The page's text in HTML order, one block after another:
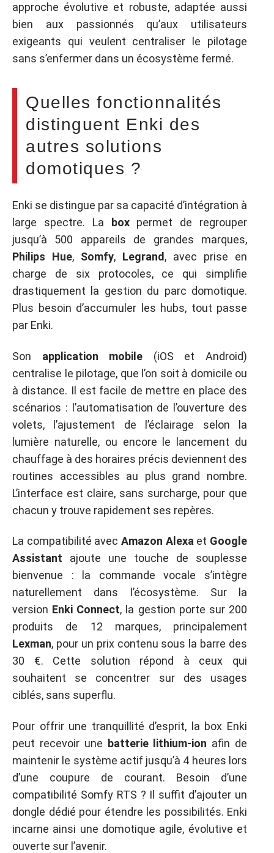
approche évolutive et robuste, adaptée aussi
bien aux passionnés qu’aux utilisateurs
exigeants qui veulent centraliser le pilotage
sans s’enfermer dans un écosystème fermé.
Quelles fonctionnalités
distinguent Enki des
autres solutions
domotiques ?
Enki se distingue par sa capacité d’intégration à
large spectre. La
boxpermet de regrouper
jusqu’à 500 appareils de grandes marques,
Philips Hue, Somfy, Legrand , avec prise en
charge de six protocoles, ce qui simplifie
drastiquement la gestion du parc domotique.
Plus besoin d’accumuler les hubs, tout passe
par Enki.
Son application mobile (iOS et Android)
centralise le pilotage, que l’on soit à domicile ou
à distance. Il est facile de mettre en place des
scénarios : l’automatisation de l’ouverture des
volets, l’ajustement de l’éclairage selon la
lumière naturelle, ou encore le lancement du
chauffage à des horaires précis deviennent des
routines accessibles au plus grand nombre.
L’interface est claire, sans surcharge, pour que
chacun y trouve rapidement ses repères.
La compatibilité avec Amazon Alexa et Google
Assistant ajoute une touche de souplesse
bienvenue : la commande vocale s’intègre
naturellement dans l’écosystème. Sur la
version Enki Connect, la gestion porte sur 200
produits de 12 marques, principalement
Lexman, pour un prix contenu sous la barre des
30 €. Cette solution répond à ceux qui
souhaitent se concentrer sur des usages
ciblés, sans superflu.
Pour offrir une tranquillité d’esprit, la box Enki
peut recevoir une batterie lithium-ion afin de
maintenir le système actif jusqu’à 4 heures lors
d’une coupure de courant. Besoin d’une
compatibilité Somfy RTS ? Il suffit d’ajouter un
dongle dédié pour étendre les possibilités. Enki
incarne ainsi une domotique agile, évolutive et
ouverte sur l’avenir.